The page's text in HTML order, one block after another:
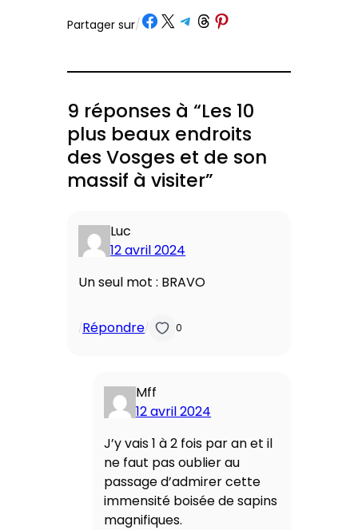
Partager sur/ Partager sur Facebook
Partager sur X Partager sur Telegram
Partager sur Threads
Partager sur Pinterest
9 réponses à “Les 10
plus beaux endroits
des Vosges et de son
massif à visiter”
Luc
12 avril 2024
Un seul mot : BRAVO
/Répondre/ 0
Mff
12 avril 2024
J’y vais 1 à 2 fois par an et il
ne faut pas oublier au
passage d’admirer cette
immensité boisée de sapins
magnifiques.